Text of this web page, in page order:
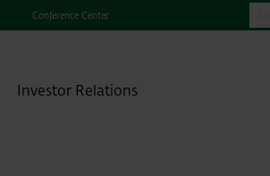
Conference Center
Investor Relations